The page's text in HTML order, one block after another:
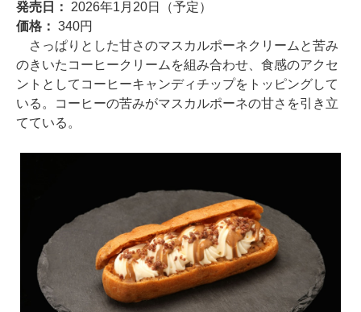
発売日： 2026年1月20日（予定）
価格： 340円
さっぱりとした甘さのマスカルポーネクリームと苦み
のきいたコーヒークリームを組み合わせ、食感のアクセ
ントとしてコーヒーキャンディチップをトッピングして
いる。コーヒーの苦みがマスカルポーネの甘さを引き立
てている。